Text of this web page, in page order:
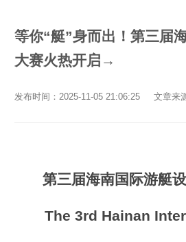
等你“艇”身而出！第三届
大赛火热开启→
发布时间：2025-11-05 21:06:25 文章来
第三届海南国际游艇
The 3rd Hainan